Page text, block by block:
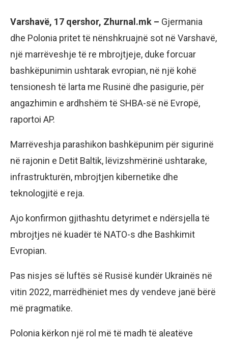
Varshavë, 17 qershor, Zhurnal.mk – Gjermania
dhe Polonia pritet të nënshkruajnë sot në Varshavë,
një marrëveshje të re mbrojtjeje, duke forcuar
bashkëpunimin ushtarak evropian, në një kohë
tensionesh të larta me Rusinë dhe pasigurie, për
angazhimin e ardhshëm të SHBA-së në Evropë,
raportoi AP.
Marrëveshja parashikon bashkëpunim për sigurinë
në rajonin e Detit Baltik, lëvizshmërinë ushtarake,
infrastrukturën, mbrojtjen kibernetike dhe
teknologjitë e reja.
Ajo konfirmon gjithashtu detyrimet e ndërsjella të
mbrojtjes në kuadër të NATO-s dhe Bashkimit
Evropian.
Pas nisjes së luftës së Rusisë kundër Ukrainës në
vitin 2022, marrëdhëniet mes dy vendeve janë bërë
më pragmatike.
Polonia kërkon një rol më të madh të aleatëve